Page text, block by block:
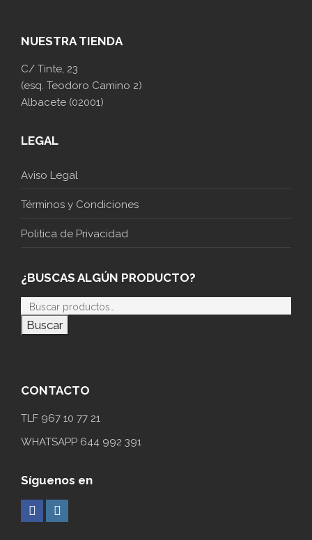
NUESTRA TIENDA
C/ Tinte, 23
(esq. Teodoro Camino 2)
Albacete (02001)
LEGAL
Aviso Legal
Términos y Condiciones
Politica de Privacidad
¿BUSCAS ALGÚN PRODUCTO?
Buscar
CONTACTO
TLF 967 10 77 21
WHATSAPP 644 992 391
Síguenos en